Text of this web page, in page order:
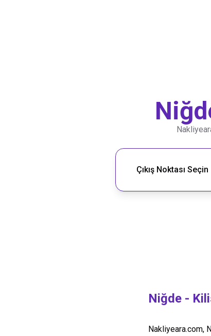
Nakliye Rotası Ara
Çıkış Noktası Seçin
Niğde -
Nakliyeara.com,